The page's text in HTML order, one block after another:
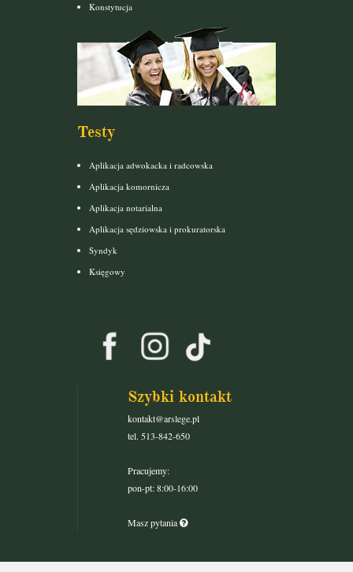
Konstytucja
Testy
Aplikacja adwokacka i radcowska
Aplikacja komornicza
Aplikacja notarialna
Aplikacja sędziowska i prokuratorska
Syndyk
Księgowy
Szybki kontakt
kontakt@arslege.pl
tel. 513-842-650
Pracujemy:
pon-pt: 8:00-16:00
Masz pytania